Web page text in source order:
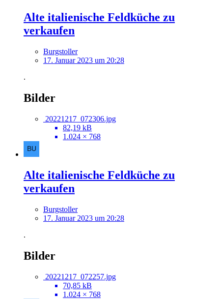
Alte italienische Feldküche zu
verkaufen
Burgstoller
17. Januar 2023 um 20:28
.
Bilder
20221217_072306.jpg
82,19 kB
1.024 × 768
Alte italienische Feldküche zu
verkaufen
Burgstoller
17. Januar 2023 um 20:28
.
Bilder
20221217_072257.jpg
70,85 kB
1.024 × 768